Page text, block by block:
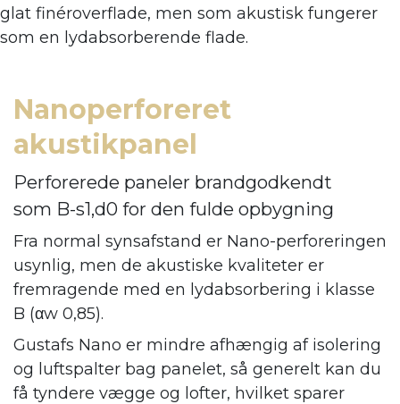
glat finéroverflade, men som akustisk fungerer
som en lydabsorberende flade.
Nanoperforeret
akustikpanel
Perforerede paneler brandgodkendt
som B-s1,d0 for den fulde opbygning
Fra normal synsafstand er Nano-perforeringen
usynlig, men de akustiske kvaliteter er
fremragende med en lydabsorbering i klasse
B (αw 0,85).
Gustafs Nano er mindre afhængig af isolering
og luftspalter bag panelet, så generelt kan du
få tyndere vægge og lofter, hvilket sparer